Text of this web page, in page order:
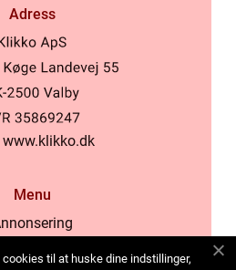
Adress
www.klikko.dk
Menu
til at huske dine indstillinger,